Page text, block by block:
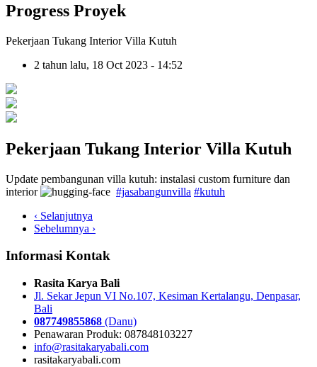
Progress Proyek
Pekerjaan Tukang Interior Villa Kutuh
2 tahun lalu, 18 Oct 2023 - 14:52
Pekerjaan Tukang Interior Villa Kutuh
Update pembangunan villa kutuh: instalasi custom furniture dan
interior
#jasabangunvilla #kutuh
‹ Selanjutnya
Sebelumnya ›
Informasi Kontak
Rasita Karya Bali
Jl. Sekar Jepun VI No.107, Kesiman Kertalangu, Denpasar,
Bali
087749855868 (Danu)
Penawaran Produk: 087848103227
info@rasitakaryabali.com
rasitakaryabali.com